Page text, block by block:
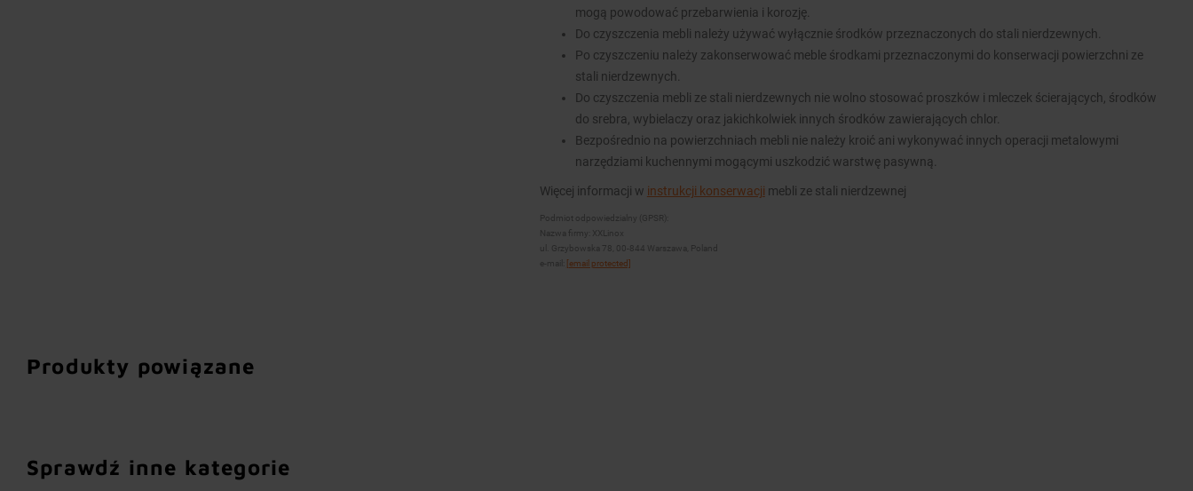
mogą powodować przebarwienia i korozję.
Do czyszczenia mebli należy używać wyłącznie środków przeznaczonych do stali nierdzewnych.
Po czyszczeniu należy zakonserwować meble środkami przeznaczonymi do konserwacji powierzchni ze
stali nierdzewnych.
Do czyszczenia mebli ze stali nierdzewnych nie wolno stosować proszków i mleczek ścierających, środków
do srebra, wybielaczy oraz jakichkolwiek innych środków zawierających chlor.
Bezpośrednio na powierzchniach mebli nie należy kroić ani wykonywać innych operacji metalowymi
narzędziami kuchennymi mogącymi uszkodzić warstwę pasywną.
Więcej informacji w instrukcji konserwacji mebli ze stali nierdzewnej
Podmiot odpowiedzialny (GPSR):
Nazwa firmy: XXLinox
ul. Grzybowska 78, 00-844 Warszawa, Poland
e-mail:
[email protected]
Produkty powiązane
Sprawdź inne kategorie